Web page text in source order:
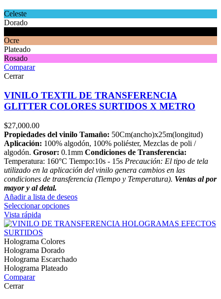
Celeste
Dorado
Ocre
Plateado
Rosado
Comparar
Cerrar
VINILO TEXTIL DE TRANSFERENCIA
GLITTER COLORES SURTIDOS X METRO
$27,000.00
Propiedades del vinilo Tamaño: 50Cm(ancho)x25m(longitud)
Aplicación: 100% algodón, 100% poliéster, Mezclas de poli /
algodón. Grosor: 0.1mm Condiciones de Transferencia:
Temperatura: 160°C Tiempo:10s - 15s Precaución: El tipo de tela
utilizado en la aplicación del vinilo genera cambios en las
condiciones de transferencia (Tiempo y Temperatura). Ventas al por
mayor y al detal.
Añadir a lista de deseos
Seleccionar opciones
Vista rápida
Holograma Colores
Holograma Dorado
Holograma Escarchado
Holograma Plateado
Comparar
Cerrar